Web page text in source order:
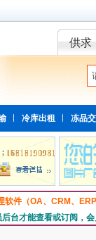
供求
冷库出租 冻品
件（OA、CRM、
才能查看或订阅，会